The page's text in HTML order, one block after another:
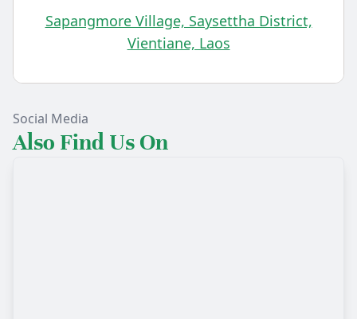
Sapangmore Village, Saysettha District,
Vientiane, Laos
Social Media
Also Find Us On